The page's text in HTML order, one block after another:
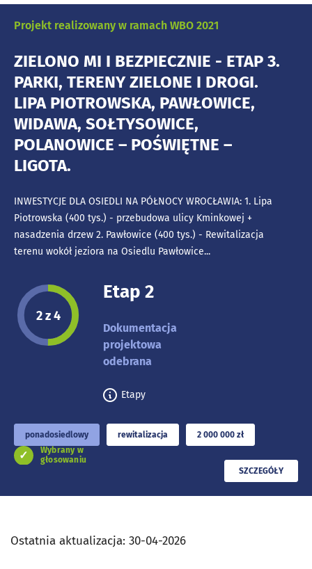
Projekt realizowany w ramach WBO 2021
ZIELONO MI I BEZPIECZNIE - ETAP 3.
PARKI, TERENY ZIELONE I DROGI.
LIPA PIOTROWSKA, PAWŁOWICE,
WIDAWA, SOŁTYSOWICE,
POLANOWICE – POŚWIĘTNE –
LIGOTA.
INWESTYCJE DLA OSIEDLI NA PÓŁNOCY WROCŁAWIA: 1. Lipa
Piotrowska (400 tys.) - przebudowa ulicy Kminkowej +
nasadzenia drzew 2. Pawłowice (400 tys.) - Rewitalizacja
terenu wokół jeziora na Osiedlu Pawłowice...
Etap projektu:
2 z 4
Etap 2
Dokumentacja
projektowa
odebrana
Etapy
Wybrany w
głosowaniu
ponadosiedlowy rewitalizacja 2 000 000 zł
PRZECZYTAJ
SZCZEGÓŁY
Ostatnia aktualizacja: 30-04-2026